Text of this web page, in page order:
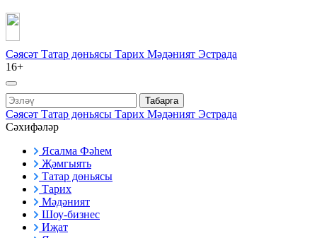
Сәясәт Татар дөньясы Тарих Мәдәният Эстрада
16+
Табарга
Сәясәт Татар дөньясы Тарих Мәдәният Эстрада
Сәхифәләр
Ясалма Фәһем
Җәмгыять
Татар дөньясы
Тарих
Мәдәният
Шоу-бизнес
Иҗат